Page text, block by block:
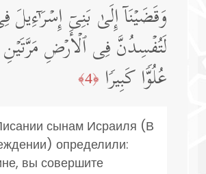
وَقَضَیۡنَاۤ إِلَىٰ بَنِیۤ إِسۡرَ ٰ⁠ۤءِیلَ
لَتُفۡسِدُنَّ فِی ٱلۡأَرۡضِ مَرَّتَیۡنِ
عُلُوࣰّا كَبِیرࣰا ﴿4﴾
сынам Исраиля (В
определили:
вы совершите